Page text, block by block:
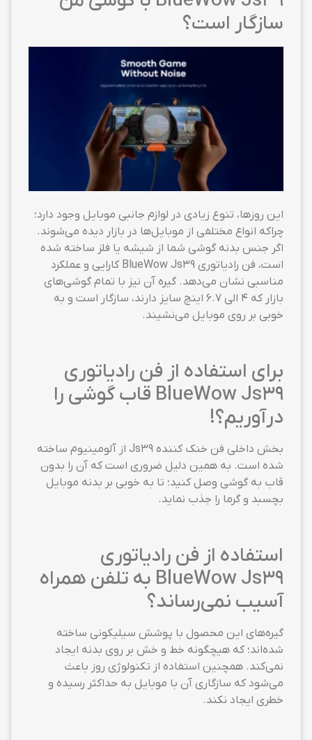
سازگار است؟
این روزها، تنوع زیادی در لوازم جانبی موبایل وجود دارد؛
چراکه انواع مختلفی از موبایل‌ها در بازار دیده می‌شوند.
اگر جنس بدنه گوشی شما از شیشه یا فلز ساخته شده
است، فن رادیاتوری BlueWow Js39 کارایی و عملکرد
مناسبی نشان می‌دهد. گیره آن نیز با تمام گوشی‌های
بازار که ۴ الی ۶.۷ اینچ سایز دارند، سازگار است و به
خوبی بر روی موبایل می‌نشیند.
برای استفاده از فن رادیاتوری
BlueWow Js39 قاب گوشی را
درآوریم؟!
بخش داخلی فن خنک کننده Js39 از آلومینیوم ساخته
شده است. به همین دلیل ضروری است که آن را بدون
قاب به گوشی وصل کنید؛ تا به خوبی بر بدنه موبایل
بچسبد و گرما را جذب نماید.
استفاده از فن رادیاتوری
BlueWow Js39 به تلفن همراه
آسیب نمی‌رساند؟
گیره‌های این محصول با پوشش سیلیکونی ساخته
شده‌اند؛ که هیچگونه خط و خش بر روی بدنه ایجاد
نمی‌کند. همچنین استفاده از تکنولوژی روز باعث
می‌شود که سازگاری آن با موبایل به حداکثر رسیده و
خطری ایجاد نکند.